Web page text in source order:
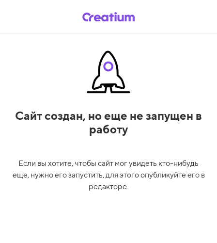
Сайт создан, но еще не запущен в
работу
Если вы хотите, чтобы сайт мог увидеть кто-нибудь
еще, нужно его запустить, для этого опубликуйте его в
редакторе.